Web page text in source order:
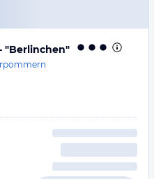
"Berlinchen"